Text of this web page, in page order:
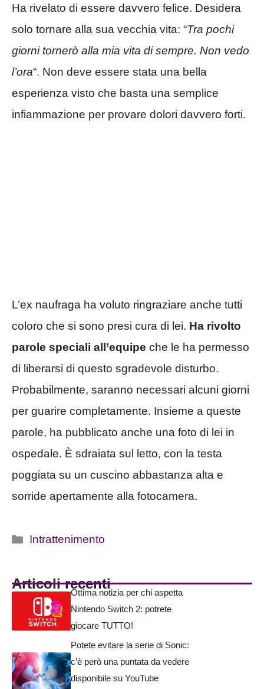
Ha rivelato di essere davvero felice. Desidera
solo tornare alla sua vecchia vita: “Tra pochi
giorni tornerò alla mia vita di sempre. Non vedo
l’ora“. Non deve essere stata una bella
esperienza visto che basta una semplice
infiammazione per provare dolori davvero forti.
L’ex naufraga ha voluto ringraziare anche tutti
coloro che si sono presi cura di lei. Ha rivolto
parole speciali all’equipe che le ha permesso
di liberarsi di questo sgradevole disturbo.
Probabilmente, saranno necessari alcuni giorni
per guarire completamente. Insieme a queste
parole, ha pubblicato anche una foto di lei in
ospedale. È sdraiata sul letto, con la testa
poggiata su un cuscino abbastanza alta e
sorride apertamente alla fotocamera.
Categorie
Intrattenimento
Articoli recenti
Ottima notizia per chi aspetta
Nintendo Switch 2: potrete
giocare TUTTO!
Potete evitare la serie di Sonic:
c’è però una puntata da vedere
disponibile su YouTube